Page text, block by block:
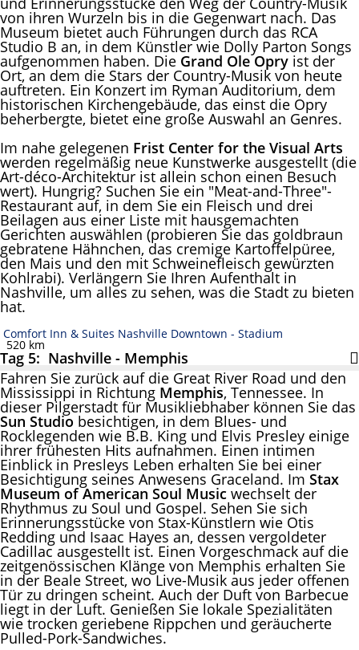
von ihren Wurzeln bis in die Gegenwart nach. Das
Museum bietet auch Führungen durch das RCA
Studio B an, in dem Künstler wie Dolly Parton Songs
aufgenommen haben. Die Grand Ole Opry ist der
Ort, an dem die Stars der Country-Musik von heute
auftreten. Ein Konzert im Ryman Auditorium, dem
historischen Kirchengebäude, das einst die Opry
beherbergte, bietet eine große Auswahl an Genres.
Im nahe gelegenen Frist Center for the Visual Arts
werden regelmäßig neue Kunstwerke ausgestellt (die
Art-déco-Architektur ist allein schon einen Besuch
wert). Hungrig? Suchen Sie ein "Meat-and-Three"-
Restaurant auf, in dem Sie ein Fleisch und drei
Beilagen aus einer Liste mit hausgemachten
Gerichten auswählen (probieren Sie das goldbraun
gebratene Hähnchen, das cremige Kartoffelpüree,
den Mais und den mit Schweinefleisch gewürzten
Kohlrabi). Verlängern Sie Ihren Aufenthalt in
Nashville, um alles zu sehen, was die Stadt zu bieten
hat.
Comfort Inn & Suites Nashville Downtown - Stadium
520 km
Tag 5: Nashville - Memphis
Fahren Sie zurück auf die Great River Road und den
Mississippi in Richtung Memphis, Tennessee. In
dieser Pilgerstadt für Musikliebhaber können Sie das
Sun Studio besichtigen, in dem Blues- und
Rocklegenden wie B.B. King und Elvis Presley einige
ihrer frühesten Hits aufnahmen. Einen intimen
Einblick in Presleys Leben erhalten Sie bei einer
Besichtigung seines Anwesens Graceland. Im Stax
Museum of American Soul Music wechselt der
Rhythmus zu Soul und Gospel. Sehen Sie sich
Erinnerungsstücke von Stax-Künstlern wie Otis
Redding und Isaac Hayes an, dessen vergoldeter
Cadillac ausgestellt ist. Einen Vorgeschmack auf die
zeitgenössischen Klänge von Memphis erhalten Sie
in der Beale Street, wo Live-Musik aus jeder offenen
Tür zu dringen scheint. Auch der Duft von Barbecue
liegt in der Luft. Genießen Sie lokale Spezialitäten
wie trocken geriebene Rippchen und geräucherte
Pulled-Pork-Sandwiches.